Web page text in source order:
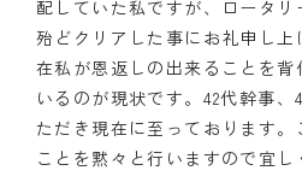
配していた私ですが、ロータリ
殆どクリアした事にお礼申し
在私が恩返しの出来ることを
いるのが現状です。42代幹事
ただき現在に至っております
ことを黙々と行いますので宜し